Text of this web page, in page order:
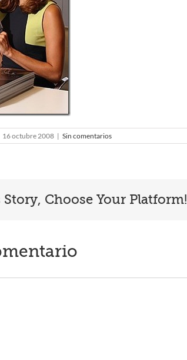
16 octubre 2008 | Sin comentarios
Story, Choose Your Platform!